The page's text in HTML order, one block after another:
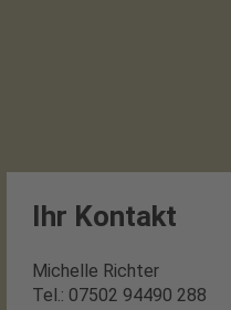
Ihr Kontakt
Michelle Richter
Tel.: 07502 94490 288